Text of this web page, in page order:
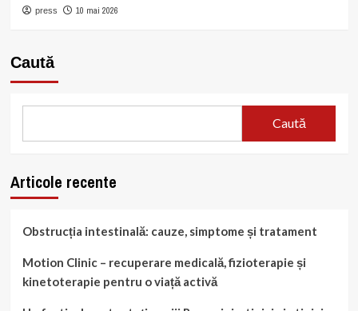
press 10 mai 2026
Caută
Caută
Articole recente
Obstrucția intestinală: cauze, simptome și tratament
Motion Clinic – recuperare medicală, fizioterapie și
kinetoterapie pentru o viață activă